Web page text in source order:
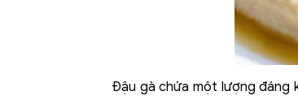
Đậu gà chứa một lượng đáng